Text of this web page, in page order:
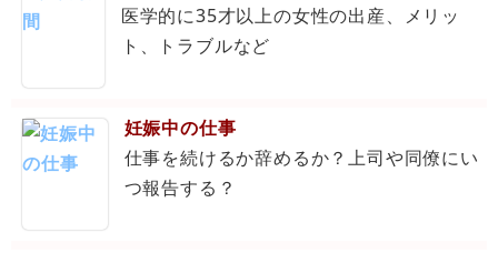
医学的に35才以上の女性の出産、メリッ
ト、トラブルなど
妊娠中の仕事
仕事を続けるか辞めるか？上司や同僚にい
つ報告する？